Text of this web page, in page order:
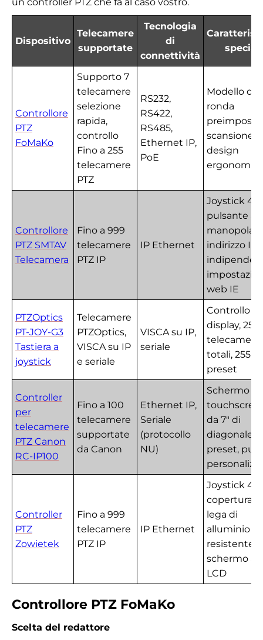
Dispositivo
Telecamere
supportate
Tecnologia
di
connettività
speciali
Controllore
PTZ
FoMaKo
Supporto 7
telecamere
selezione
rapida,
controllo
Fino a 255
telecamere
PTZ
RS232,
RS422,
RS485,
Ethernet IP,
PoE
Modello di
ronda
scansione
design
Controllore
PTZ SMTAV
Telecamera
Fino a 999
telecamere
PTZ IP
IP Ethernet
Joystick 4D,
pulsante a
manopola,
indirizzo IP
web IE
PTZOptics
PT-JOY-G3
Tastiera a
joystick
Telecamere
PTZOptics,
VISCA su IP
e seriale
VISCA su IP,
seriale
Controllo su
display, 255
telecamere
totali, 255
preset
Controller
per
telecamere
PTZ Canon
RC-IP100
Fino a 100
telecamere
supportate
da Canon
Ethernet IP,
Seriale
(protocollo
NU)
Schermo
da 7" di
diagonale,
preset,
Controller
PTZ
Zowietek
Fino a 999
telecamere
PTZ IP
IP Ethernet
Joystick 4D,
copertura in
lega di
alluminio
resistente,
schermo a 5
LCD
Controllore PTZ FoMaKo
Scelta del redattore